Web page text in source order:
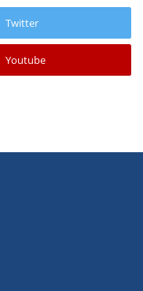
Twitter
Youtube